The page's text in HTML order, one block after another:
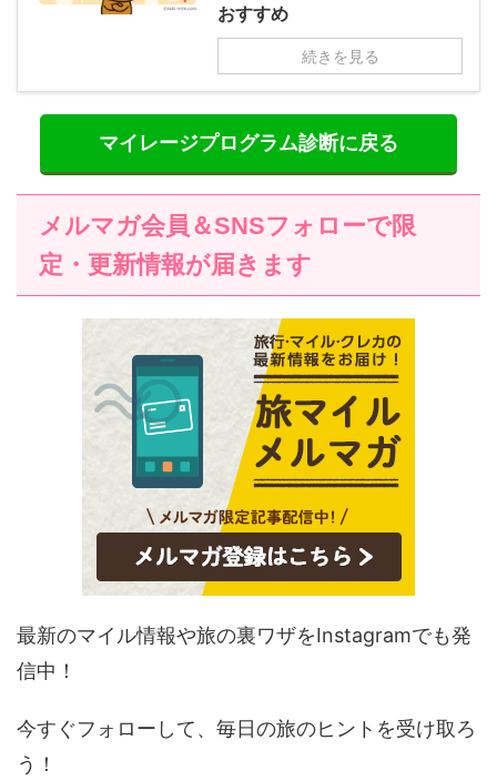
おすすめ
続きを見る
マイレージプログラム診断に戻る
メルマガ会員＆SNSフォローで限
定・更新情報が届きます
最新のマイル情報や旅の裏ワザをInstagramでも発
信中！
今すぐフォローして、毎日の旅のヒントを受け取ろ
う！